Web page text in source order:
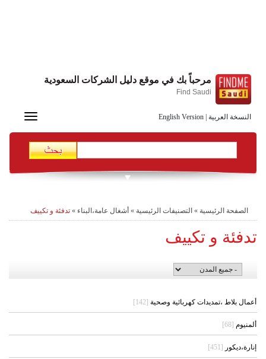
النسخة العربية English Version
مرحباً بك في موقع دليل الشركات السعودية
Find Saudi
Toggle
الصفحة الرئيسية » التصنيفات الرئيسية » أشغال عامة،البناء » تدفئة و تكييف
تدفئة و تكييف
أعمال بلاط ،تمديدات كهربائية وصحية [142]
ألمنيوم [68]
إنارة،ديكور [451]